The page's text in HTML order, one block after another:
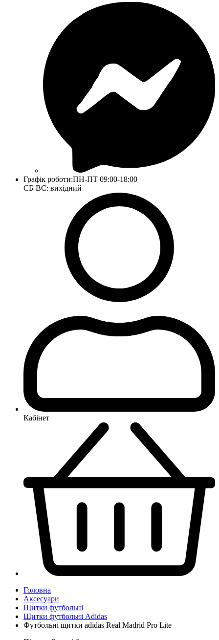
Графік роботи:ПН-ПТ 09:00-18:00
СБ-ВС: вихідний
Кабінет
Головна
Аксесуари
Щитки футбольні
Щитки футбольні Adidas
Футбольні щитки adidas Real Madrid Pro Lite